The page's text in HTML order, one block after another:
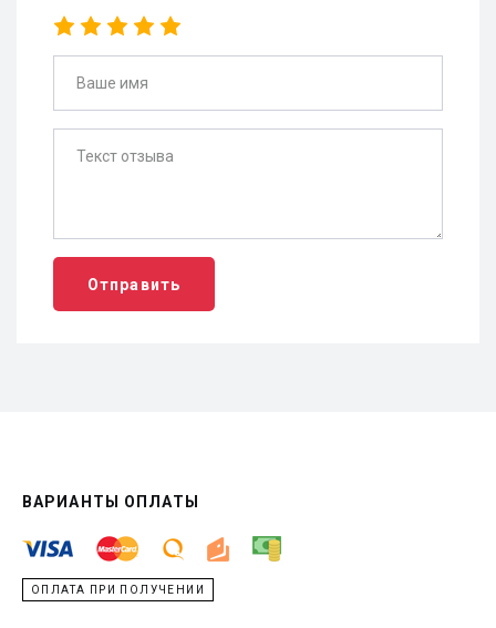
Отправить
ВАРИАНТЫ ОПЛАТЫ
ОПЛАТА ПРИ ПОЛУЧЕНИИ